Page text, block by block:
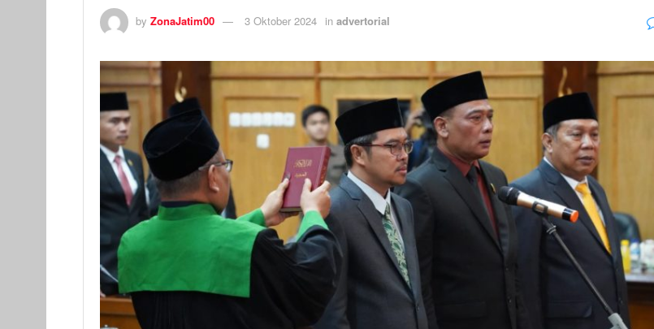
by ZonaJatim00 3 Oktober 2024 in advertorial